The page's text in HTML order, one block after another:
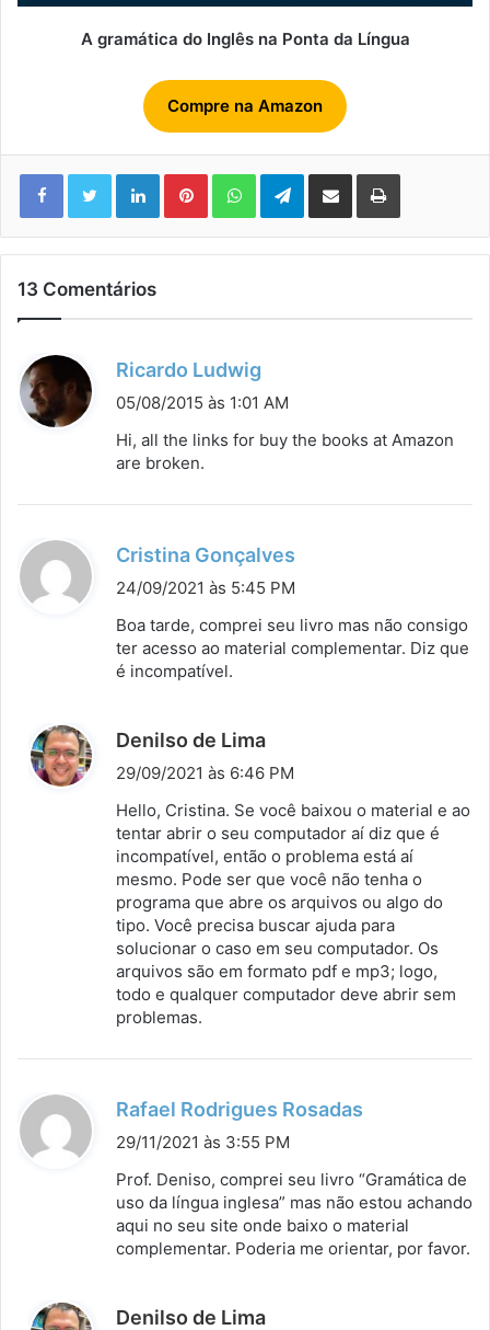
A gramática do Inglês na Ponta da Língua
Compre na Amazon
LinkedinPinterestWhatsAppTelegram
Compartilhar via e-mail Imprimir
13 Comentários
Ricardo Ludwig
05/08/2015 às 1:01 AM
Hi, all the links for buy the books at Amazon
are broken.
Cristina Gonçalves
s
24/09/2021 às 5:45 PM
Boa tarde, comprei seu livro mas não consigo
ter acesso ao material complementar. Diz que
é incompatível.
Denilso de Lima
s
e
:
29/09/2021 às 6:46 PM
Hello, Cristina. Se você baixou o material e ao
tentar abrir o seu computador aí diz que é
incompatível, então o problema está aí
mesmo. Pode ser que você não tenha o
programa que abre os arquivos ou algo do
tipo. Você precisa buscar ajuda para
solucionar o caso em seu computador. Os
arquivos são em formato pdf e mp3; logo,
todo e qualquer computador deve abrir sem
problemas.
Rafael Rodrigues Rosadas
s
e
:
29/11/2021 às 3:55 PM
Prof. Deniso, comprei seu livro “Gramática de
uso da língua inglesa” mas não estou achando
aqui no seu site onde baixo o material
complementar. Poderia me orientar, por favor.
Denilso de Lima